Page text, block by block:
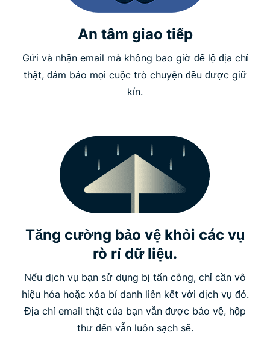
An tâm giao tiếp
Gửi và nhận email mà không bao giờ để lộ địa chỉ
thật, đảm bảo mọi cuộc trò chuyện đều được giữ
kín.
Tăng cường bảo vệ khỏi các vụ
rò rỉ dữ liệu.
Nếu dịch vụ bạn sử dụng bị tấn công, chỉ cần vô
hiệu hóa hoặc xóa bí danh liên kết với dịch vụ đó.
Địa chỉ email thật của bạn vẫn được bảo vệ, hộp
thư đến vẫn luôn sạch sẽ.